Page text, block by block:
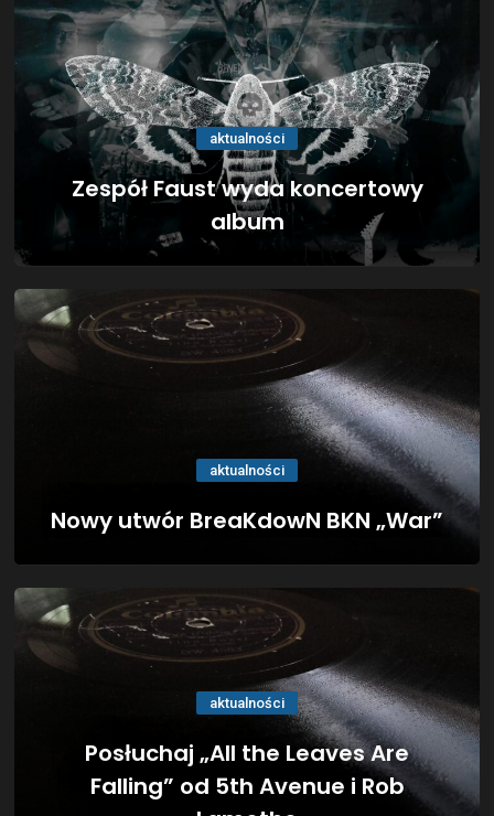
aktualności
Zespół Faust wyda koncertowy
album
aktualności
Nowy utwór BreaKdowN BKN „War”
aktualności
Posłuchaj „All the Leaves Are
Falling” od 5th Avenue i Rob